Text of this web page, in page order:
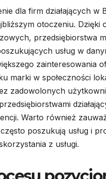
dla firm działających
otoczeniu.
przedsiębiorstwa
usług w
zainteresowania
marki w społeczności
zadowolonych
Warto również
poszukują usług i
z usługi.